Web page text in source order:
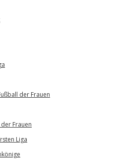
der Frauen
Frauen
Liga